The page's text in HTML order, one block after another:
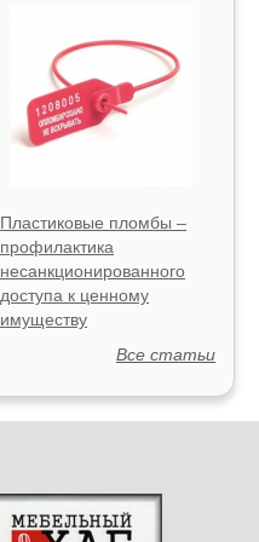
Пластиковые пломбы –
профилактика
несанкционированного
доступа к ценному
имуществу
Все статьи